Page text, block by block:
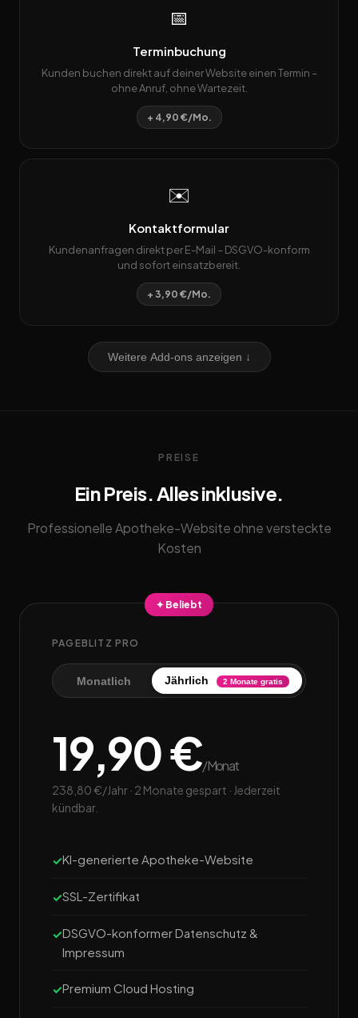
📅
Terminbuchung
Kunden buchen direkt auf deiner Website einen Termin –
ohne Anruf, ohne Wartezeit.
+ 4,90 €/Mo.
✉️
Kontaktformular
Kundenanfragen direkt per E-Mail – DSGVO-konform
und sofort einsatzbereit.
+ 3,90 €/Mo.
Weitere Add-ons anzeigen ↓
PREISE
Ein Preis. Alles inklusive.
Professionelle Apotheke-Website ohne versteckte
Kosten
✦ Beliebt
PAGEBLITZ PRO
Monatlich Jährlich 2 Monate gratis
19,90 €/Monat
238,80 €/Jahr · 2 Monate gespart · Jederzeit
kündbar.
KI-generierte Apotheke-Website
SSL-Zertifikat
DSGVO-konformer Datenschutz &
Impressum
Premium Cloud Hosting